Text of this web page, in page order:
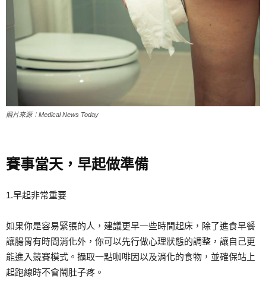
照片來源：Medical News Today
賽事當天，早起做準備
1.早起非常重要
如果你是容易緊張的人，建議更早一些時間起床，除了進食早餐
讓腸胃有時間消化外，你可以先行做心理狀態的調整，讓自己更
能進入競賽模式。攝取一點咖啡因以及消化的食物，並確保站上
起跑線時不會鬧肚子疼。